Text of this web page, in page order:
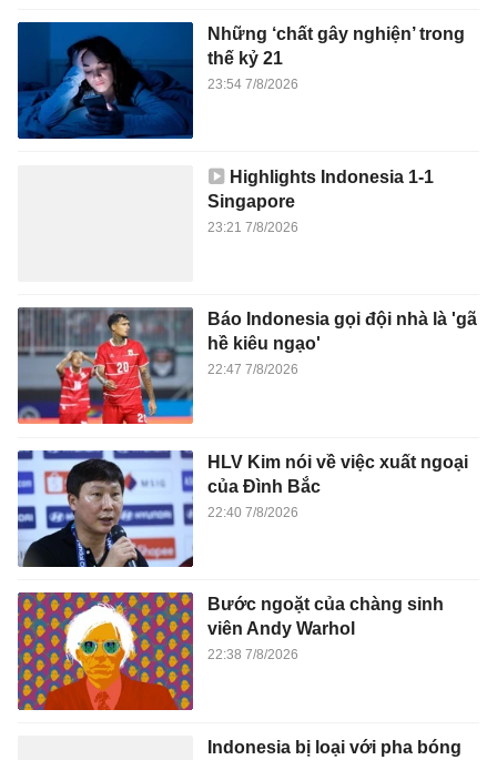
Những ‘chất gây nghiện’ trong
thế kỷ 21
23:54 7/8/2026
Highlights Indonesia 1-1
Singapore
23:21 7/8/2026
Báo Indonesia gọi đội nhà là 'gã
hề kiêu ngạo'
22:47 7/8/2026
HLV Kim nói về việc xuất ngoại
của Đình Bắc
22:40 7/8/2026
Bước ngoặt của chàng sinh
viên Andy Warhol
22:38 7/8/2026
Indonesia bị loại với pha bóng